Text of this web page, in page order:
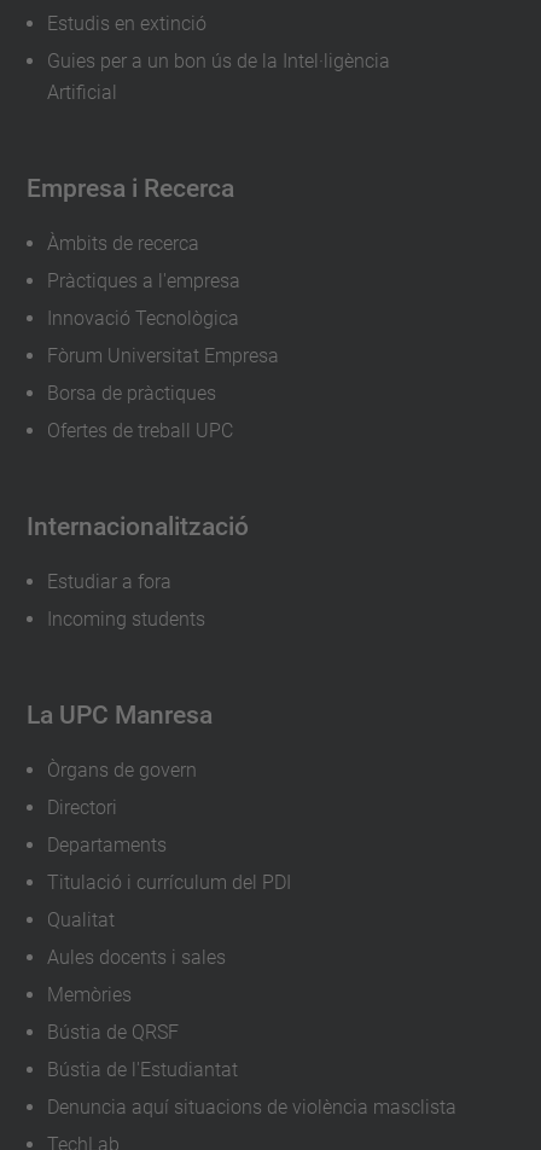
Estudis en extinció
Guies per a un bon ús de la Intel·ligència
Artificial
Empresa i Recerca
Àmbits de recerca
Pràctiques a l'empresa
Innovació Tecnològica
Fòrum Universitat Empresa
Borsa de pràctiques
Ofertes de treball UPC
Internacionalització
Estudiar a fora
Incoming students
La UPC Manresa
Òrgans de govern
Directori
Departaments
Titulació i currículum del PDI
Qualitat
Aules docents i sales
Memòries
Bústia de QRSF
Bústia de l'Estudiantat
Denuncia aquí situacions de violència masclista
TechLab